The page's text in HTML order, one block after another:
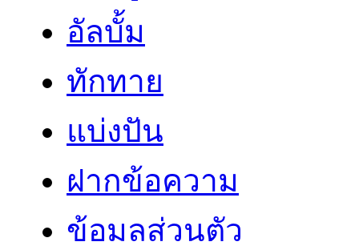
อัลบั้ม
ทักทาย
แบ่งปัน
ฝากข้อความ
ข้อมูลส่วนตัว